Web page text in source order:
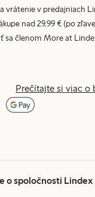
vrátenie v predajniach
nad 29,99 € (po
sa členom More at
Prečítajte si viac o
o spoločnosti Lindex